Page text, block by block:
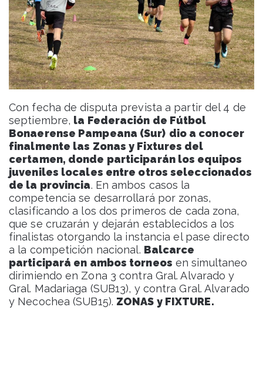
Con fecha de disputa prevista a partir del 4 de
septiembre, la Federación de Fútbol
Bonaerense Pampeana (Sur) dio a conocer
finalmente las Zonas y Fixtures del
certamen, donde participarán los equipos
juveniles locales entre otros seleccionados
de la provincia. En ambos casos la
competencia se desarrollará por zonas,
clasificando a los dos primeros de cada zona,
que se cruzarán y dejarán establecidos a los
finalistas otorgando la instancia el pase directo
a la competición nacional. Balcarce
participará en ambos torneos en simultaneo
dirimiendo en Zona 3 contra Gral. Alvarado y
Gral. Madariaga (SUB13), y contra Gral. Alvarado
y Necochea (SUB15). ZONAS y FIXTURE.